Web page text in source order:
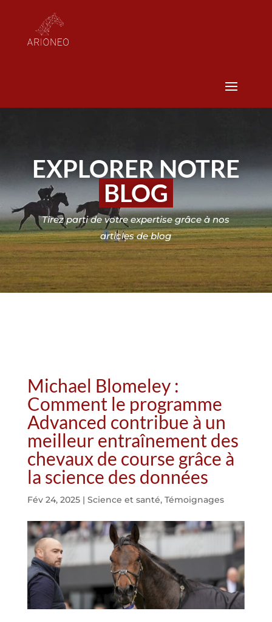
EXPLORER NOTRE
BLOG
Tirez parti de votre expertise grâce à nos
articles de blog
Michael Blomeley :
Comment le programme
Advanced contribue à un
meilleur entraînement des
chevaux de course grâce à
la science des données
Fév 24, 2025| Science et santé, Témoignages